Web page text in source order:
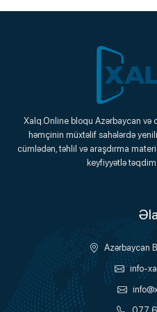
Onlayn
Xalq.Online bloqu Azərbaycan və
həmçinin müxtəlif sahələrdə
cümlədən, təhlil və araşdırma
keyfiyyətlə təqdim
Azərbaycan
info-